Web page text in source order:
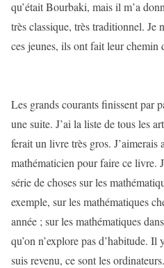
qu’était Bourbaki, mais il m’a
très classique, très traditionnel. Je
ces jeunes, ils ont fait leur chemin
Les grands courants finissent par
une suite. J’ai la liste de tous les
ferait un livre très gros.
mathématicien pour faire ce livre.
série de choses sur les
exemple, sur les mathématiques
année ; sur les mathématiques
qu’on n’explore pas d’habitude.
suis revenu, ce sont les